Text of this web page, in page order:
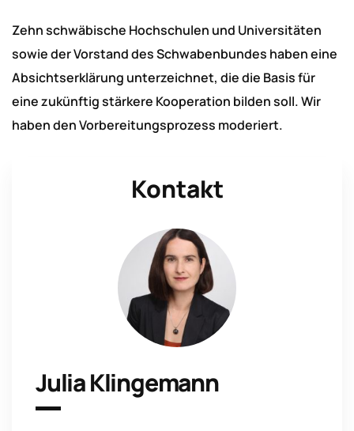
Zehn schwäbische Hochschulen und Universitäten
sowie der Vorstand des Schwabenbundes haben eine
Absichtserklärung unterzeichnet, die die Basis für
eine zukünftig stärkere Kooperation bilden soll. Wir
haben den Vorbereitungsprozess moderiert.
Kontakt
Julia Klingemann